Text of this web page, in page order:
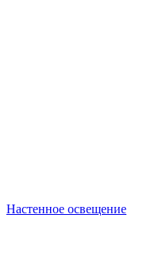
Настенное освещение